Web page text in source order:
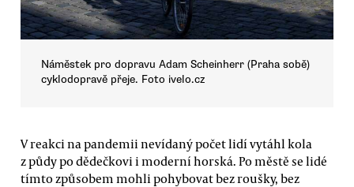
Náměstek pro dopravu Adam Scheinherr (Praha sobě)
cyklodopravě přeje. Foto ivelo.cz
V reakci na pandemii nevídaný počet lidí vytáhl kola
z půdy po dědečkovi i moderní horská. Po městě se lidé
tímto způsobem mohli pohybovat bez roušky, bez